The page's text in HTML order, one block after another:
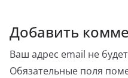
Добавить
Ваш адрес email не
Обязательные поля